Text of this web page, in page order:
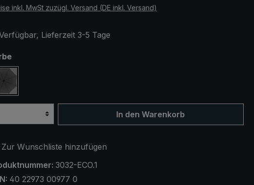
inkl. MwSt zuzügl. Versand (DE inkl. Versand)
Lieferzeit 3-5 Tage
auswählen
anthrazit
In den Warenkorb
Zur Wunschliste hinzufügen
3032-ECO.1
40 22973 00977 0